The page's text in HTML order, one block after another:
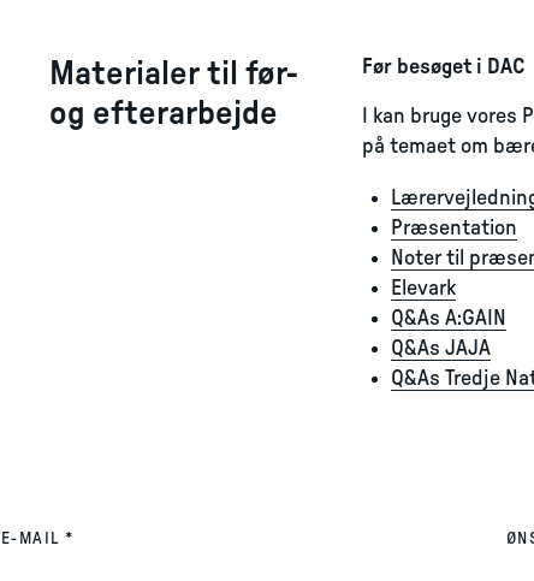
Materialer til før-
og efterarbejde
Før besøget i DAC
I kan bruge vores
på temaet om
Præsentation
Noter til
Elevark
Q&As A:GAIN
Q&As JAJA
Q&As Tredje
E-MAIL *